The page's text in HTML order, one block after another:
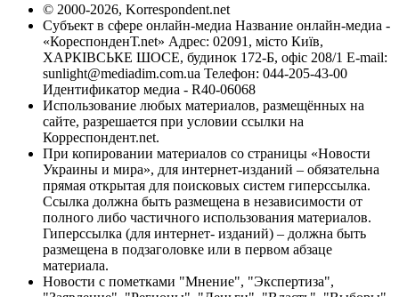
© 2000-2026, Korrespondent.net
Субъект в сфере онлайн-медиа Название онлайн-медиа -
«КореспонденТ.net» Адрес: 02091, місто Київ,
ХАРКІВСЬКЕ ШОСЕ, будинок 172-Б, офіс 208/1 E-mail:
sunlight@mediadim.com.ua Телефон: 044-205-43-00
Идентификатор медиа - R40-06068
Использование любых материалов, размещённых на
сайте, разрешается при условии ссылки на
Корреспондент.net.
При копировании материалов со страницы «Новости
Украины и мира», для интернет-изданий – обязательна
прямая открытая для поисковых систем гиперссылка.
Ссылка должна быть размещена в независимости от
полного либо частичного использования материалов.
Гиперссылка (для интернет- изданий) – должна быть
размещена в подзаголовке или в первом абзаце
материала.
Новости с пометками "Мнение", "Экспертиза",